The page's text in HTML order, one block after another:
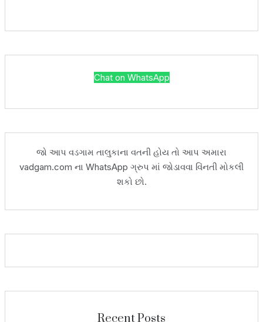
Chat on WhatsApp
જો આપ વડગામ તાલુકાના વતની હોય તો આપ અમારા
vadgam.com ના WhatsApp ગ્રુપ માં જોડાવવા વિંનતી મોકલી
શકો છો.
Recent Posts